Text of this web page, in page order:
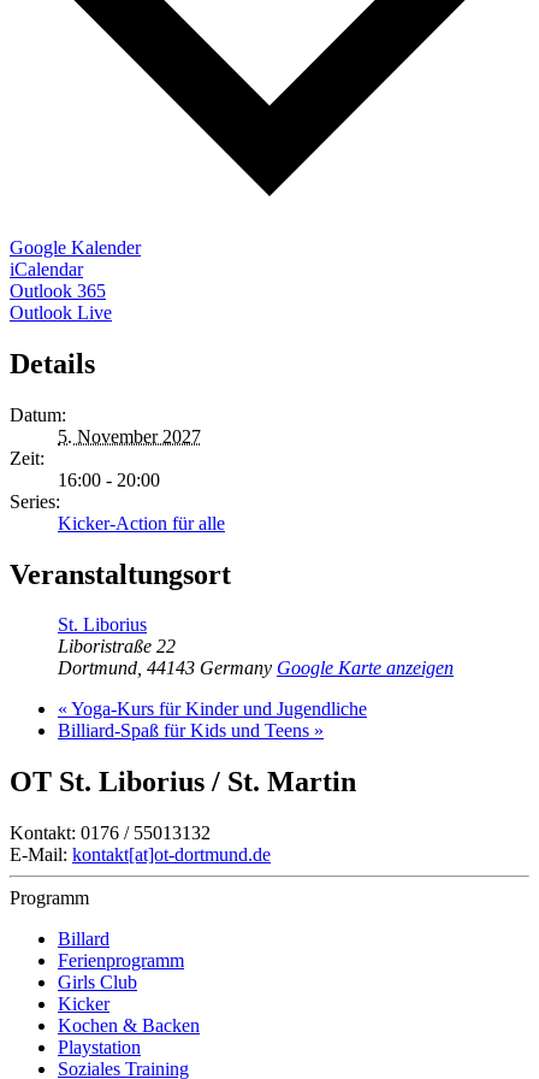
Google Kalender
iCalendar
Outlook 365
Outlook Live
Details
Datum:
5. November 2027
Zeit:
16:00 - 20:00
Series:
Kicker-Action für alle
Veranstaltungsort
St. Liborius
Liboristraße 22
Dortmund, 44143 Germany Google Karte anzeigen
« Yoga-Kurs für Kinder und Jugendliche
Billiard-Spaß für Kids und Teens »
OT St. Liborius / St. Martin
Kontakt: 0176 / 55013132
E-Mail: kontakt[at]ot-dortmund.de
Programm
Billard
Ferienprogramm
Girls Club
Kicker
Kochen & Backen
Playstation
Soziales Training